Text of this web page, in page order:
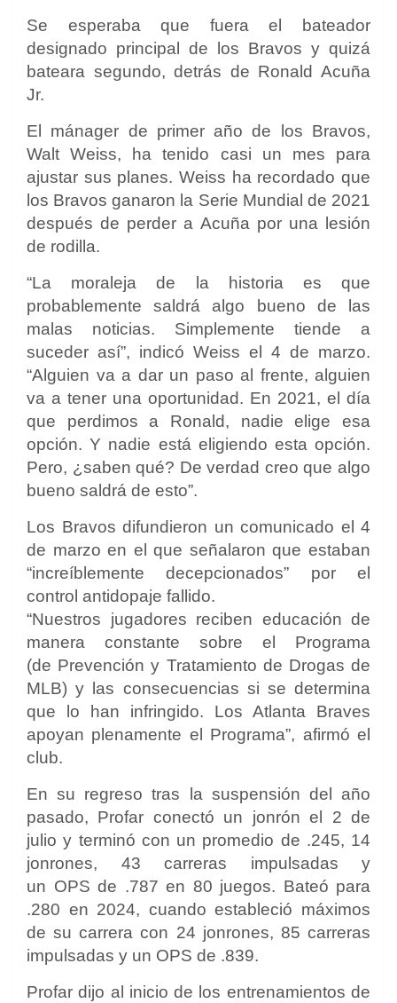
Se esperaba que fuera el bateador
designado principal de los Bravos y quizá
bateara segundo, detrás de Ronald Acuña
Jr.
El mánager de primer año de los Bravos,
Walt Weiss, ha tenido casi un mes para
ajustar sus planes. Weiss ha recordado que
los Bravos ganaron la Serie Mundial de 2021
después de perder a Acuña por una lesión
de rodilla.
“La moraleja de la historia es que
probablemente saldrá algo bueno de las
malas noticias. Simplemente tiende a
suceder así”, indicó Weiss el 4 de marzo.
“Alguien va a dar un paso al frente, alguien
va a tener una oportunidad. En 2021, el día
que perdimos a Ronald, nadie elige esa
opción. Y nadie está eligiendo esta opción.
Pero, ¿saben qué? De verdad creo que algo
bueno saldrá de esto”.
Los Bravos difundieron un comunicado el 4
de marzo en el que señalaron que estaban
“increíblemente decepcionados” por el
control antidopaje fallido.
“Nuestros jugadores reciben educación de
manera constante sobre el Programa
(de Prevención y Tratamiento de Drogas de
MLB) y las consecuencias si se determina
que lo han infringido. Los Atlanta Braves
apoyan plenamente el Programa”, afirmó el
club.
En su regreso tras la suspensión del año
pasado, Profar conectó un jonrón el 2 de
julio y terminó con un promedio de .245, 14
jonrones, 43 carreras impulsadas y
un OPS de .787 en 80 juegos. Bateó para
.280 en 2024, cuando estableció máximos
de su carrera con 24 jonrones, 85 carreras
impulsadas y un OPS de .839.
Profar dijo al inicio de los entrenamientos de